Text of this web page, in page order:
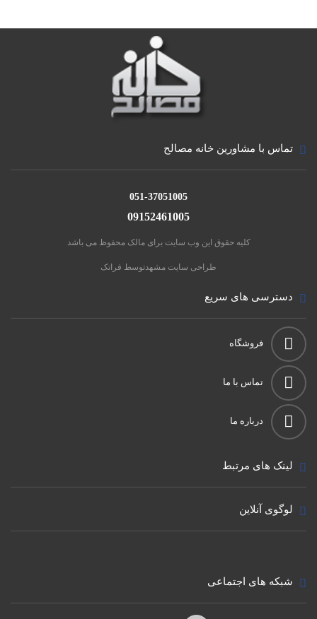
تماس با مشاورین خانه مصالح
051-37051005
09152461005
کلیه حقوق این وب سایت برای مالک محفوظ می باشد
طراحی سایت مشهدتوسط فراتک
دسترسی های سریع
فروشگاه
تماس با ما
درباره ما
لینک های مرتبط
لوگوی آنلاین
شبکه های اجتماعی